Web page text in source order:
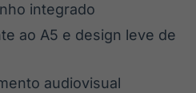
integrado
ao A5 e design leve de
audiovisual